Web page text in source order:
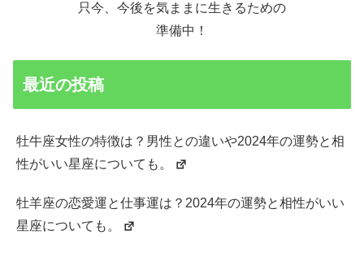
只今、今後を気ままに生きるための
準備中！
最近の投稿
牡牛座女性の特徴は？男性との違いや2024年の運勢と相
性がいい星座についても。
牡羊座の恋愛運と仕事運は？2024年の運勢と相性がいい
星座についても。